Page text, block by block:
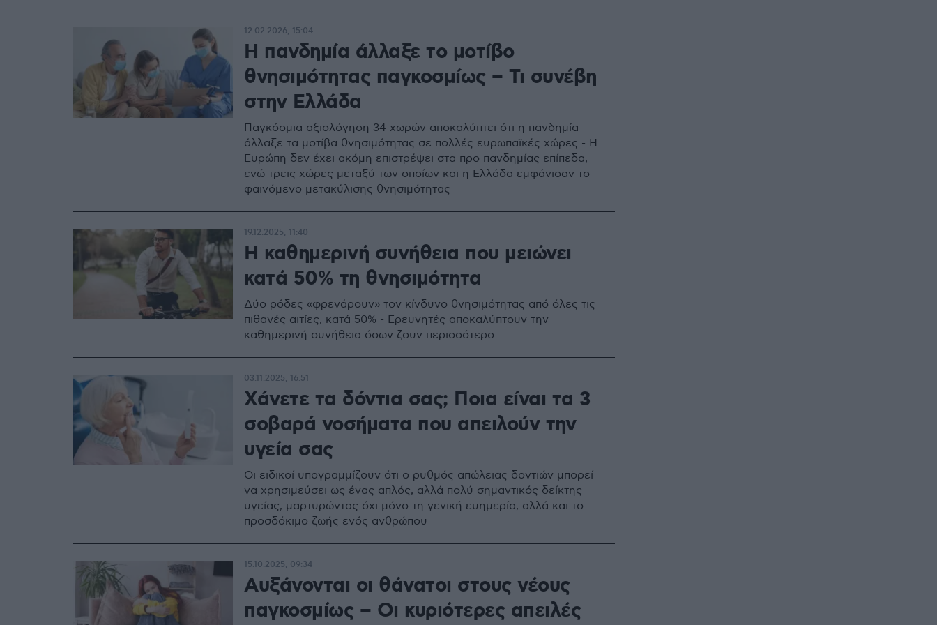
Η πανδημία άλλαξε το μοτίβο
θνησιμότητας παγκοσμίως – Τι συνέβη
στην Ελλάδα
Παγκόσμια αξιολόγηση 34 χωρών αποκαλύπτει ότι η πανδημία
άλλαξε τα μοτίβα θνησιμότητας σε πολλές ευρωπαϊκές χώρες - Η
Ευρώπη δεν έχει ακόμη επιστρέψει στα προ πανδημίας επίπεδα,
ενώ τρεις χώρες μεταξύ των οποίων και η Ελλάδα εμφάνισαν το
φαινόμενο μετακύλισης θνησιμότητας
12.02.2026, 15:04
Η καθημερινή συνήθεια που μειώνει
κατά 50% τη θνησιμότητα
Δύο ρόδες «φρενάρουν» τον κίνδυνο θνησιμότητας από όλες τις
πιθανές αιτίες, κατά 50% - Ερευνητές αποκαλύπτουν την
καθημερινή συνήθεια όσων ζουν περισσότερο
19.12.2025, 11:40
Χάνετε τα δόντια σας; Ποια είναι τα 3
σοβαρά νοσήματα που απειλούν την
υγεία σας
Οι ειδικοί υπογραμμίζουν ότι ο ρυθμός απώλειας δοντιών μπορεί
να χρησιμεύσει ως ένας απλός, αλλά πολύ σημαντικός δείκτης
υγείας, μαρτυρώντας όχι μόνο τη γενική ευημερία, αλλά και το
προσδόκιμο ζωής ενός ανθρώπου
03.11.2025, 16:51
Αυξάνονται οι θάνατοι στους νέους
παγκοσμίως – Οι κυριότερες απειλές
15.10.2025, 09:34